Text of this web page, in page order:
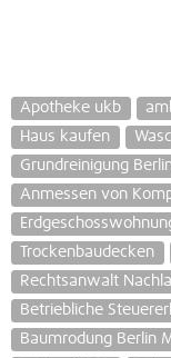
Apotheke ukb
Haus kaufen
Grundreinigung
Anmessen von
Trockenbaudecken
Rechtsanwalt
Betriebliche
Baumrodung Berlin